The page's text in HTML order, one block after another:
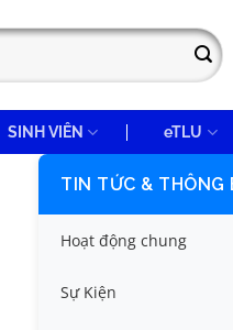
SINH VIÊN eTLU
TIN TỨC & THÔNG
Hoạt động chung
Tin công tác sinh viên
Sự Kiện